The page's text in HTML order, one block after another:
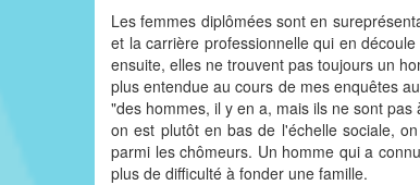
Les femmes diplômées sont en
et la carrière professionnelle qui en
ensuite, elles ne trouvent pas toujours un
plus entendue au cours de mes enquêtes
"des hommes, il y en a, mais ils ne sont
on est plutôt en bas de l'échelle sociale,
parmi les chômeurs. Un homme qui a
plus de difficulté à fonder une famille.